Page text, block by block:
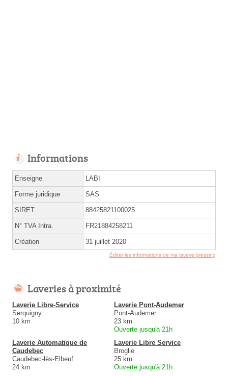
Informations
Enseigne LABI
Forme juridique SAS
SIRET 88425821100025
N° TVA Intra. FR21884258211
Création 31 juillet 2020
Éditer les informations de ma laverie pressing
Laveries à proximité
Laverie Libre-Service
Serquigny
10 km
Laverie Pont-Audemer
Pont-Audemer
23 km
Ouverte jusqu'à 21h
Laverie Automatique de
Caudebec
Caudebec-lès-Elbeuf
24 km
Laverie Libre Service
Broglie
25 km
Ouverte jusqu'à 21h